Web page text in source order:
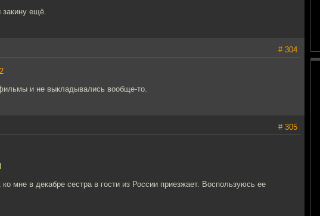
закину ещё.
# 304
и не выкладывались вообще-то.
# 305
мне в декабре сестра в гости из России приезжает. Воспользуюсь ее